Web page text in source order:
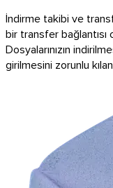
İndirme takibi ve
bir transfer bağlantısı
Dosyalarınızın
girilmesini zorunlu